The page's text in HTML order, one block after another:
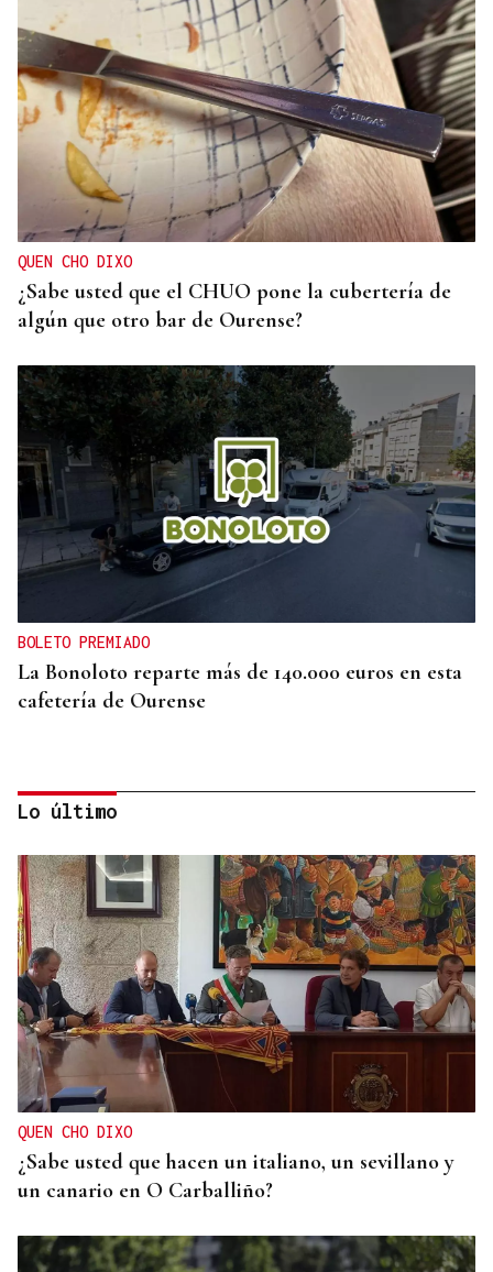
QUEN CHO DIXO
¿Sabe usted que el CHUO pone la cubertería de
algún que otro bar de Ourense?
BOLETO PREMIADO
La Bonoloto reparte más de 140.000 euros en esta
cafetería de Ourense
BLOQUEO DEL SUMINISTRO
La sequía y el bum poblacional fuerzan ya cortes
de agua nocturnos en la provincia de Ourense
Lo último
QUEN CHO DIXO
¿Sabe usted que hacen un italiano, un sevillano y
un canario en O Carballiño?